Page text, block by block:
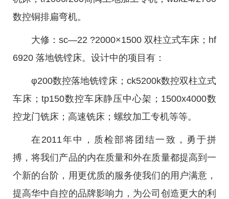
数控铜排扁弯机。
大修：sc―22 ?2000×1500 双柱立式车床；hf
6920 落地铣镗床。设计中的项目有：
φ200数控落地铣镗床；ck5200k数控双柱立式
车床；tp150数控车床静压中心架；1500x4000数
控龙门铣床；高速铣床；螺纹加工专机等等。
在2011年中，质检部将团结一致，勇于拼
搏，将我们产品的内在质量和外在质量都提高到一
个新的台阶，用更优质的服务使我们的用户满意，
提高华中自控的品牌影响力，为公司创造更大的利